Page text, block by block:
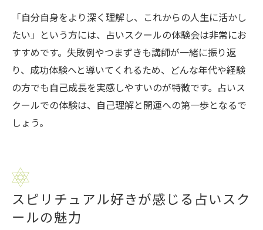
「自分自身をより深く理解し、これからの人生に活かし
たい」という方には、占いスクールの体験会は非常にお
すすめです。失敗例やつまずきも講師が一緒に振り返
り、成功体験へと導いてくれるため、どんな年代や経験
の方でも自己成長を実感しやすいのが特徴です。占いス
クールでの体験は、自己理解と開運への第一歩となるで
しょう。
スピリチュアル好きが感じる占いスク
ールの魅力